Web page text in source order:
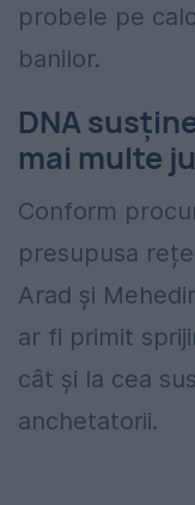
probele pe
banilor.
DNA
mai multe
Conform
presupusa
Arad și
ar fi primit
cât și la cea
anchetatorii.